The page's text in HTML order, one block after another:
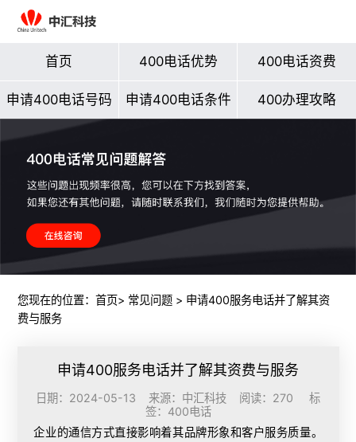
首页 400电话优势 400电话资费
申请400电话号码 申请400电话条件 400办理攻略
您现在的位置： 首页> 常见问题> 申请400服务电话并了解其资
费与服务
申请400服务电话并了解其资费与服务
日期：2024-05-13 来源：中汇科技 阅读：270 标
签： 400电话
企业的通信方式直接影响着其品牌形象和客户服务质量。